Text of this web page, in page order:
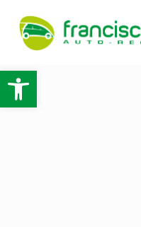
Abrir barra de herramientas